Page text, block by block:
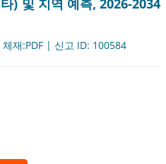
) 및 지역 예측, 2026-2034
재:PDF | 신고 ID: 100584